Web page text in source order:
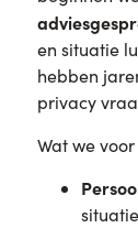
en situatie
hebben
privacy
Wat we